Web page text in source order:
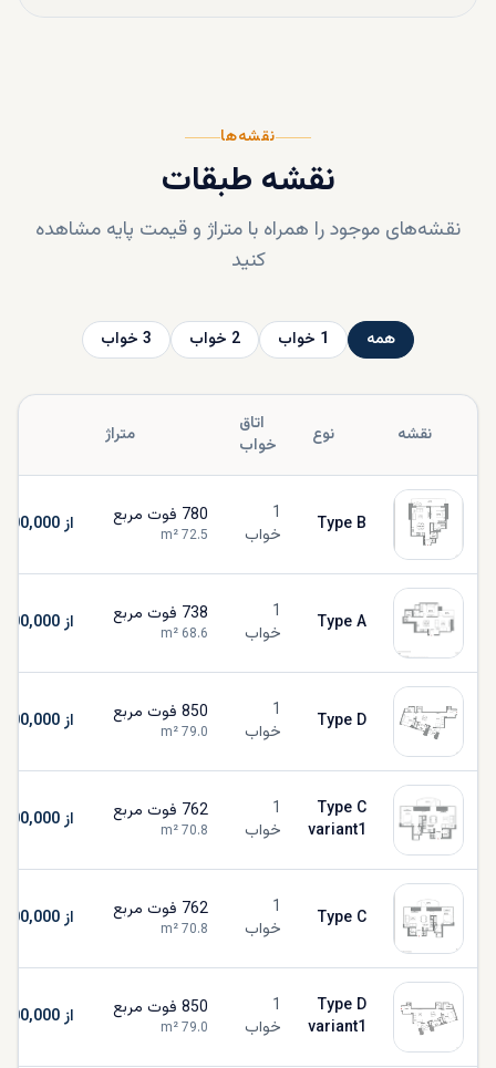
نقشه‌ها
نقشه طبقات
نقشه‌های موجود را همراه با متراژ و قیمت پایه مشاهده
کنید
همه 1 خواب 2 خواب 3 خواب
نقشه نوع
اتاق
خواب
متراژ
Type B
1
خواب
780 فوت مربع
72.5 از AED 1,700,000
Type A
1
خواب
738 فوت مربع
68.6 از AED 1,700,000
Type D
1
خواب
850 فوت مربع
79.0 از AED 1,700,000
Type C
variant1
1
خواب
762 فوت مربع
70.8 از AED 1,700,000
Type C
1
خواب
762 فوت مربع
70.8 از AED 1,700,000
Type D
variant1
1
خواب
850 فوت مربع
79.0 از AED 1,700,000